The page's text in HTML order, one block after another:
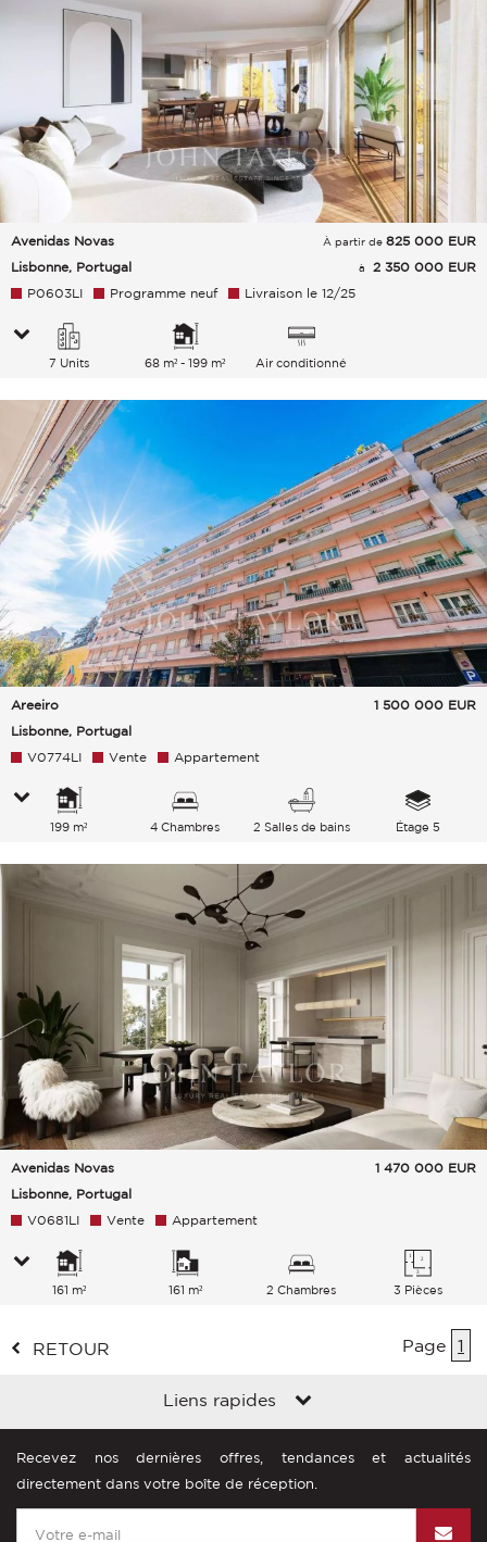
Avenidas Novas
Lisbonne, Portugal
À partir de 825 000 EUR
à
2 350 000 EUR
P0603LI
Programme neuf Livraison le 12/25
7 Units 68 m² - 199 m² Air conditionné
Areeiro
Lisbonne, Portugal
1 500 000 EUR
V0774LI Vente Appartement
199 m² 4 Chambres 2 Salles de bains Étage 5
Avenidas Novas
Lisbonne, Portugal
1 470 000 EUR
V0681LI Vente Appartement
161 m² 161 m² 2 Chambres 3 Pièces
RETOUR Page 1
Liens rapides
Recevez nos dernières offres, tendances et actualités
directement dans votre boîte de réception.